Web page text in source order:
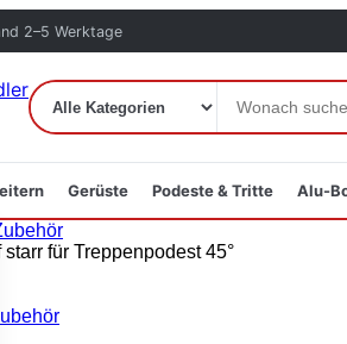
2–5 Werktage
Gerüste Podeste & Tritte Alu-